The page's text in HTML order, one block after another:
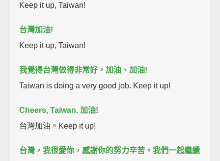
Keep it up, Taiwan!
台灣加油!
Keep it up, Taiwan!
我覺得台灣做得非常好，加油、加油!
Taiwan is doing a very good job. Keep it up!
Cheers, Taiwan. 加油!
台灣加油。Keep it up!
台灣，我很愛你，感謝你的努力辛苦。我們一起繼續